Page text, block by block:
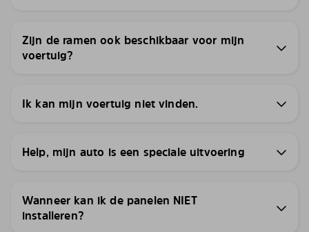
Zijn de ramen ook beschikbaar voor mijn
voertuig?
Ik kan mijn voertuig niet vinden.
Help, mijn auto is een speciale uitvoering
Wanneer kan ik de panelen NIET
installeren?